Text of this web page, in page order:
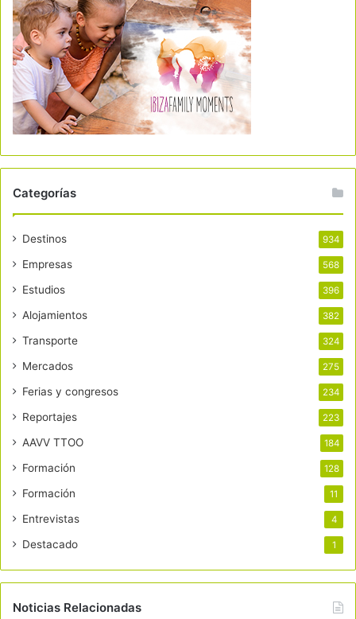
Categorías
Destinos 934
Empresas 568
Estudios 396
Alojamientos 382
Transporte 324
Mercados 275
Ferias y congresos 234
Reportajes 223
AAVV TTOO 184
Formación 128
Formación 11
Entrevistas 4
Destacado 1
Noticias Relacionadas